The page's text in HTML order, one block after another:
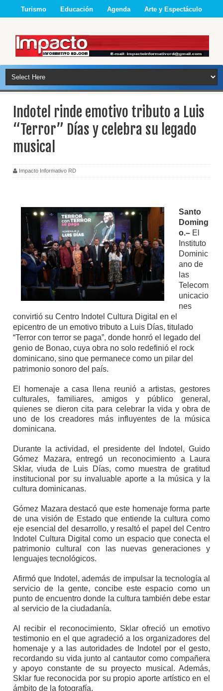
Turismo Educación Agenda Arte y Espectáculo
Indotel rinde emotivo tributo a Luis
“Terror” Días y celebra su legado
musical
Impacto Informativo RD
Santo
Doming
o.– El
Instituto
Dominic
ano de
las
Telecom
unicacio
nes
convirtió su Centro Indotel Cultura Digital en el
epicentro de un emotivo tributo a Luis Días, titulado
“Terror con terror se paga”, donde honró el legado del
genio de Bonao, cuya obra no solo redefinió el rock
dominicano, sino que permanece como un pilar del
patrimonio sonoro del país.
El homenaje a casa llena reunió a artistas, gestores
culturales, familiares, amigos y público general,
quienes se dieron cita para celebrar la vida y obra de
uno de los creadores más influyentes de la música
dominicana.
Durante la actividad, el presidente del Indotel, Guido
Gómez Mazara, entregó un reconocimiento a Laura
Sklar, viuda de Luis Días, como muestra de gratitud
institucional por su invaluable aporte a la música y la
cultura dominicanas.
Gómez Mazara destacó que este homenaje forma parte
de una visión de Estado que entiende la cultura como
eje esencial del desarrollo, y resaltó el papel del Centro
Indotel Cultura Digital como un espacio que conecta el
patrimonio cultural con las nuevas generaciones y
lenguajes tecnológicos.
Afirmó que Indotel, además de impulsar la tecnología al
servicio de la gente, concibe este espacio como un
punto de encuentro donde la cultura también debe estar
al servicio de la ciudadanía.
Al recibir el reconocimiento, Sklar ofreció un emotivo
testimonio en el que agradeció a los organizadores del
homenaje y a las autoridades de Indotel por el gesto,
recordando su vida junto al cantautor como compañera
y apoyo constante de su proyecto musical. Además,
Sklar fue reconocida por su propio aporte artístico en el
ámbito de la fotografía.